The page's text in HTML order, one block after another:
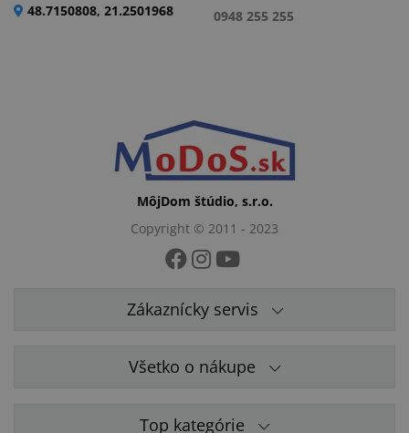
48.7150808, 21.2501968
0948 255 255
MôjDom štúdio, s.r.o.
Copyright © 2011 - 2023
Zákaznícky servis
Všetko o nákupe
Top kategórie